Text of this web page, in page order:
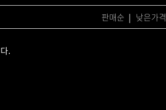
판매순 | 낮은가격
.